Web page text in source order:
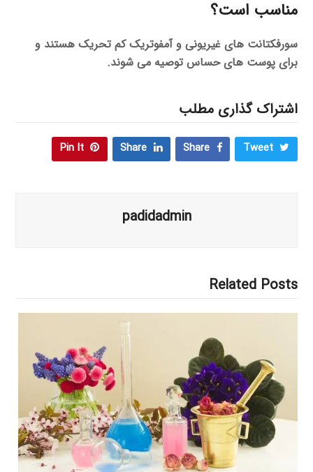
مناسب است؟
سورفکتانت های غیریونی و آمفوتریک کم تحریک هستند و
برای پوست های حساس توصیه می شوند.
اشتراک گذاری مطلب
Tweet
Share
Share
Pin It
padidadmin
Related Posts